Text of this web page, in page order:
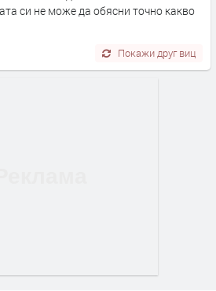
си не може да обясни точно какво
Покажи друг виц